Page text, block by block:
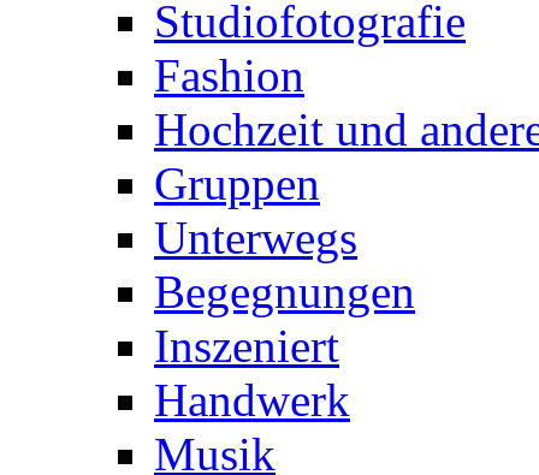
Studiofotografie
Fashion
Hochzeit und
Gruppen
Unterwegs
Begegnungen
Inszeniert
Handwerk
Musik